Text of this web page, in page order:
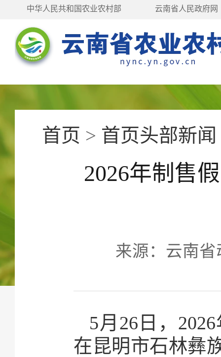
中华人民共和国农业农村部 云南省人民政府网
首页 > 首页头部新闻
2026年制售
来源：云南
5月26日，
在昆明市石林彝